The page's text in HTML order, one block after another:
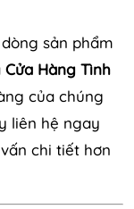
sản phẩm
Cửa Hàng Tình
của chúng
liên hệ ngay
chi tiết hơn